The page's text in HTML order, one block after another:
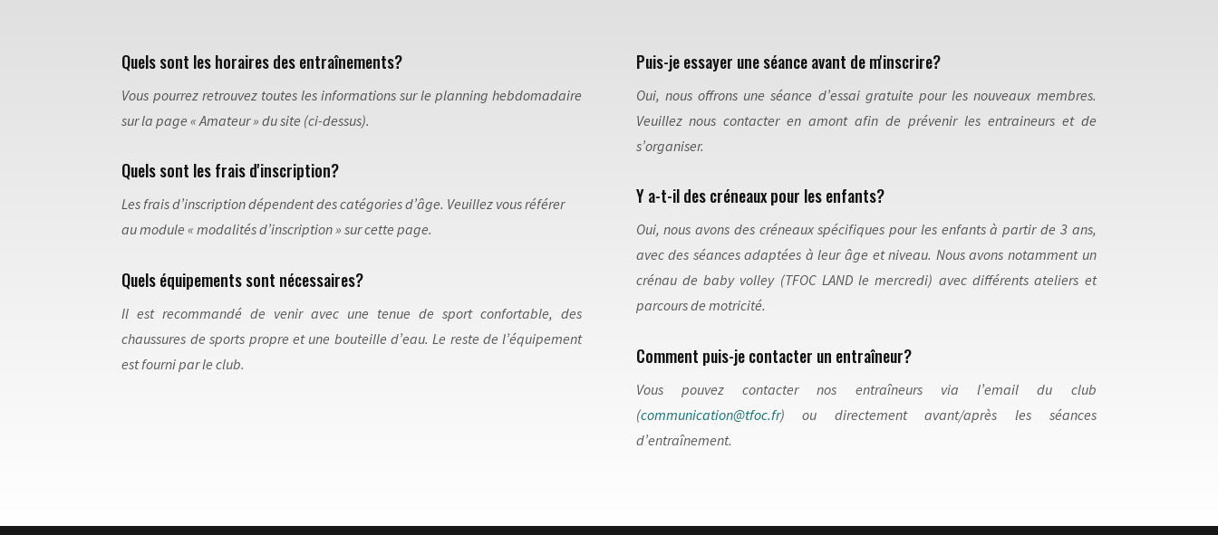
Quels sont les horaires des entraînements?
Vous pourrez retrouvez toutes les informations sur le planning hebdomadaire
sur la page « Amateur » du site (ci-dessus).
Quels sont les frais d'inscription?
Les frais d’inscription dépendent des catégories d’âge. Veuillez vous référer
au module « modalités d’inscription » sur cette page.
Quels équipements sont nécessaires?
Il est recommandé de venir avec une tenue de sport confortable, des
chaussures de sports propre et une bouteille d’eau. Le reste de l’équipement
est fourni par le club.
Puis-je essayer une séance avant de m'inscrire?
Oui, nous offrons une séance d’essai gratuite pour les nouveaux membres.
Veuillez nous contacter en amont afin de prévenir les entraineurs et de
s’organiser.
Y a-t-il des créneaux pour les enfants?
Oui, nous avons des créneaux spécifiques pour les enfants à partir de 3 ans,
avec des séances adaptées à leur âge et niveau. Nous avons notamment un
crénau de baby volley (TFOC LAND le mercredi) avec différents ateliers et
parcours de motricité.
Comment puis-je contacter un entraîneur?
Vous pouvez contacter nos entraîneurs via l’email du club
(communication@tfoc.fr) ou directement avant/après les séances
d’entraînement.